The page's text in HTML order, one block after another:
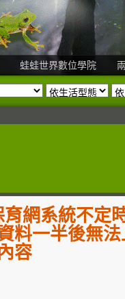
蛙蛙世界數位學院
育網系統不定
料一半後無
容